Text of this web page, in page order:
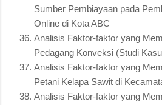
Sumber Pembiayaan pada
Online di Kota ABC
Analisis Faktor-faktor yang
Pedagang Konveksi (Studi
Analisis Faktor-faktor yang
Petani Kelapa Sawit di
Analisis Faktor-faktor yang